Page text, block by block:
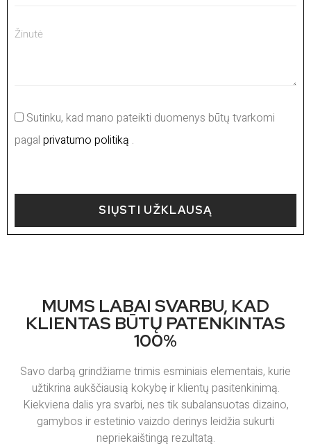
Sutinku, kad mano pateikti duomenys būtų tvarkomi
pagal privatumo politiką .
SIŲSTI UŽKLAUSĄ
MUMS LABAI SVARBU, KAD
KLIENTAS BŪTŲ PATENKINTAS
100%
Savo darbą grindžiame trimis esminiais elementais, kurie
užtikrina aukščiausią kokybę ir klientų pasitenkinimą.
Kiekviena dalis yra svarbi, nes tik subalansuotas dizaino,
gamybos ir estetinio vaizdo derinys leidžia sukurti
nepriekaištingą rezultatą.